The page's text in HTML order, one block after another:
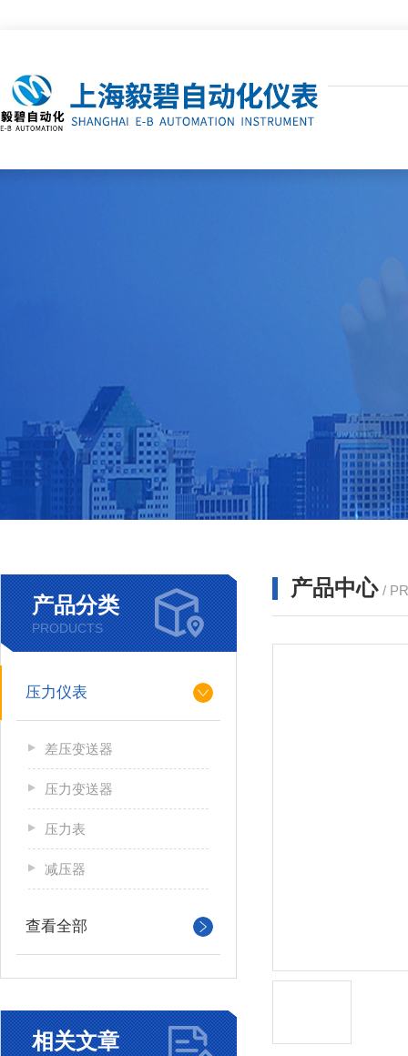
产品分类
PRODUCTS
压力仪表
差压变送器
压力变送器
压力表
减压器
查看全部
相关文章
产品中心 /